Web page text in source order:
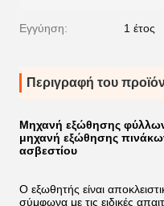
Εγγύηση: 1 έτος
Περιγραφή του
Μηχανή εξώθησης φύλλων
μηχανή εξώθησης
ασβεστίου
Ο εξωθητής είναι
σύμφωνα με τις ειδικές